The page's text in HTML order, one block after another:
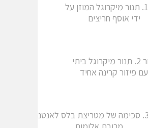
איור 1. תנור מיקרוגל המוזן על
ידי אוסף חריצים
איור 2. תנור מיקרוגל ביתי
עם פיזור קרינה אחיד
איור 3. סכימה של מטריצת בלס לאנטנה